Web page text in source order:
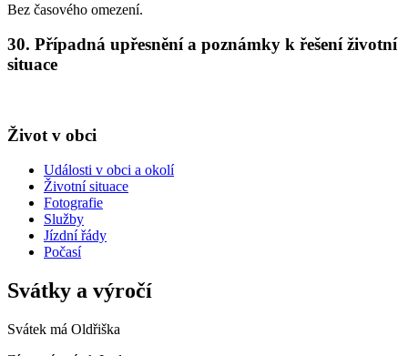
Bez časového omezení.
30. Případná upřesnění a poznámky k řešení životní
situace
Život v obci
Události v obci a okolí
Životní situace
Fotografie
Služby
Jízdní řády
Počasí
Svátky a výročí
Svátek má Oldřiška